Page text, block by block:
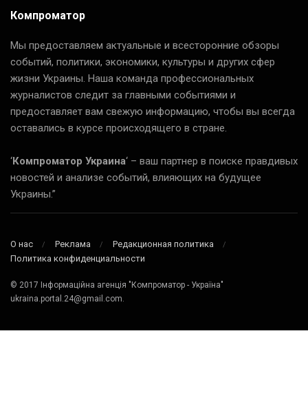
Компроматор
Мы предоставляем актуальные и всесторонние обзоры
событий, политики, экономики, культуры и других сфер
жизни Украины. Наша команда профессиональных
журналистов следит за главными событиями и
предоставляет вам свежую информацию, чтобы вы всегда
оставались в курсе происходящего в стране.
‘Компроматор Украина‘ – ваш партнер в поиске правдивых
новостей и анализе событий, влияющих на будущее
Украины.”
О нас Реклама
Редакционная политика
Политика конфиденциальности
© 2017 Інформаційна агенція "Компроматор - Україна"
ukraina.portal.24@gmail.com.